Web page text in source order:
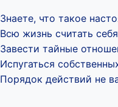
Знаете, что такое
Всю жизнь считать
Завести тайные
Испугаться
Порядок действий не